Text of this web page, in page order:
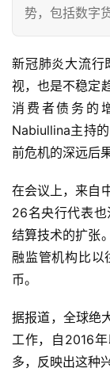
势，包括数字
新冠肺炎大流行
视，也是不稳定
消费者债务的
Nabiullina主持
前危机的深远后
在会议上，来自
26名央行代表
结算技术的扩张
融监管机构比以
币。
据报道，全球绝
工作，自2016
多，反映出这种